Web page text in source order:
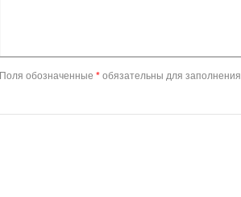
Поля обозначенные * обязательны для заполнения